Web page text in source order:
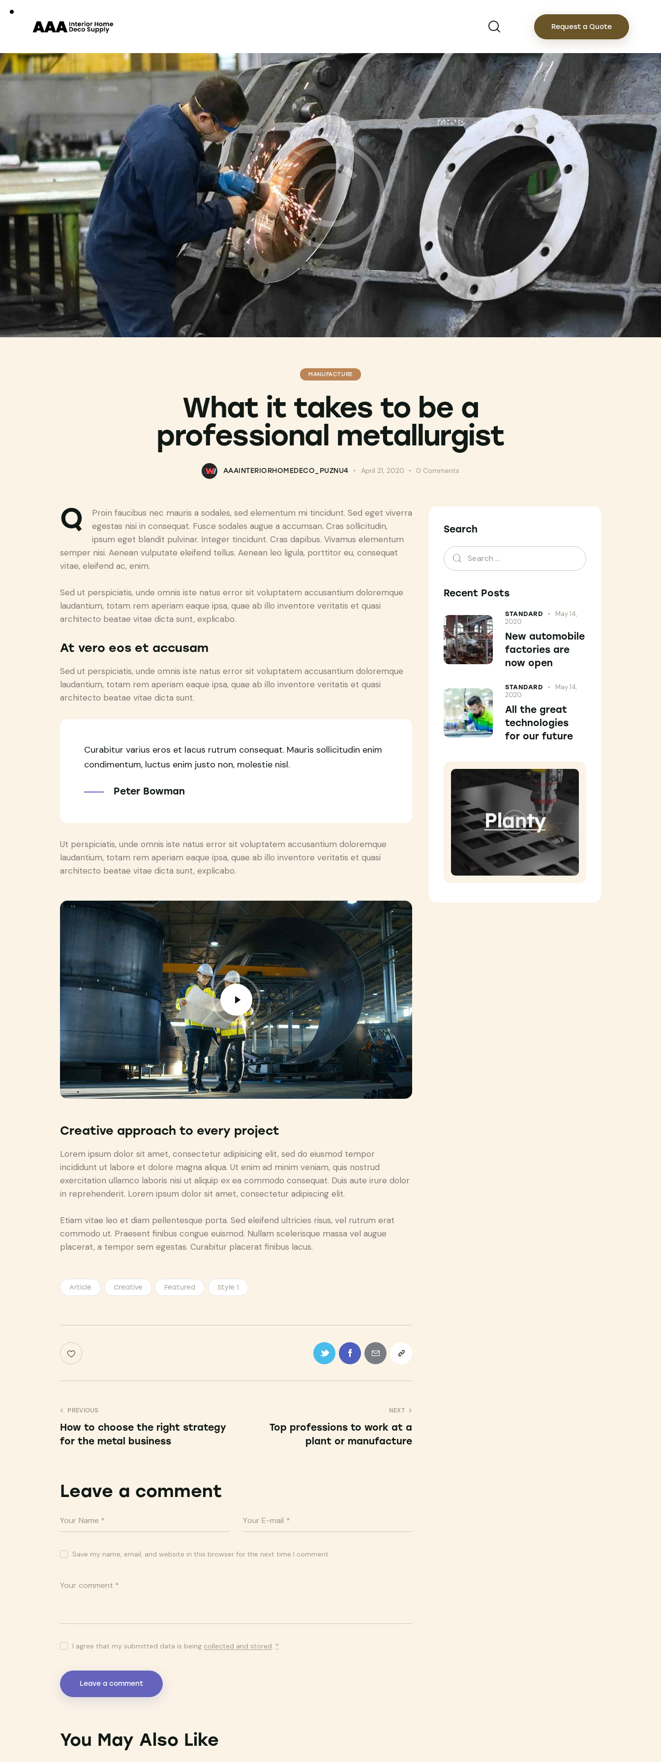
Request a Quote
MANUFACTURE
What it takes to be a
professional metallurgist
AAAINTERIORHOMEDECO_PUZNU4 April 21, 2020 0 Comments
Q
Proin faucibus nec mauris a sodales, sed elementum mi tincidunt. Sed eget viverra
egestas nisi in consequat. Fusce sodales augue a accumsan. Cras sollicitudin,
ipsum eget blandit pulvinar. Integer tincidunt. Cras dapibus. Vivamus elementum
semper nisi. Aenean vulputate eleifend tellus. Aenean leo ligula, porttitor eu, consequat
vitae, eleifend ac, enim.
Sed ut perspiciatis, unde omnis iste natus error sit voluptatem accusantium doloremque
laudantium, totam rem aperiam eaque ipsa, quae ab illo inventore veritatis et quasi
architecto beatae vitae dicta sunt, explicabo.
At vero eos et accusam
Sed ut perspiciatis, unde omnis iste natus error sit voluptatem accusantium doloremque
laudantium, totam rem aperiam eaque ipsa, quae ab illo inventore veritatis et quasi
architecto beatae vitae dicta sunt.
Curabitur varius eros et lacus rutrum consequat. Mauris sollicitudin enim
condimentum, luctus enim justo non, molestie nisl.
Peter Bowman
Ut perspiciatis, unde omnis iste natus error sit voluptatem accusantium doloremque
laudantium, totam rem aperiam eaque ipsa, quae ab illo inventore veritatis et quasi
architecto beatae vitae dicta sunt, explicabo.
Creative approach to every project
Lorem ipsum dolor sit amet, consectetur adipisicing elit, sed do eiusmod tempor
incididunt ut labore et dolore magna aliqua. Ut enim ad minim veniam, quis nostrud
exercitation ullamco laboris nisi ut aliquip ex ea commodo consequat. Duis aute irure dolor
in reprehenderit. Lorem ipsum dolor sit amet, consectetur adipiscing elit.
Etiam vitae leo et diam pellentesque porta. Sed eleifend ultricies risus, vel rutrum erat
commodo ut. Praesent finibus congue euismod. Nullam scelerisque massa vel augue
placerat, a tempor sem egestas. Curabitur placerat finibus lacus.
Article Creative Featured Style 1
PREVIOUS
How to choose the right strategy
for the metal business
NEXT
Top professions to work at a
plant or manufacture
Leave a comment
Save my name, email, and website in this browser for the next time I comment.
I agree that my submitted data is being collected and stored. *
You May Also Like
Search
Recent Posts
STANDARD
May 14,
2020
New automobile
factories are
now open
STANDARD
May 14,
2020
All the great
technologies
for our future